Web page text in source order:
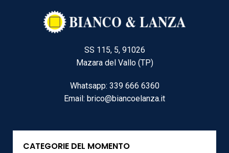
SS 115, 5, 91026
Mazara del Vallo (TP)
Whatsapp: 339 666 6360
Email: brico@biancoelanza.it
CATEGORIE DEL MOMENTO